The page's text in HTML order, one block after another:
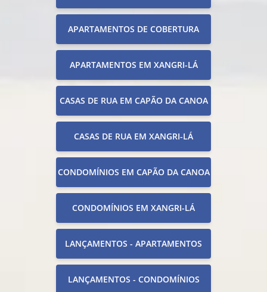
APARTAMENTOS DE COBERTURA
APARTAMENTOS EM XANGRI-LÁ
CASAS DE RUA EM CAPÃO DA CANOA
CASAS DE RUA EM XANGRI-LÁ
CONDOMÍNIOS EM CAPÃO DA CANOA
CONDOMÍNIOS EM XANGRI-LÁ
LANÇAMENTOS - APARTAMENTOS
LANÇAMENTOS - CONDOMÍNIOS